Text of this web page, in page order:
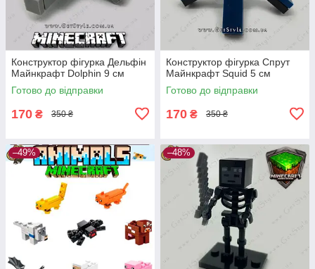
Конструктор фігурка Дельфін
Майнкрафт Dolphin 9 см
Готово до відправки
170 ₴ 350 ₴
Конструктор фігурка Спрут
Майнкрафт Squid 5 см
Готово до відправки
170 ₴ 350 ₴
–49% –48%